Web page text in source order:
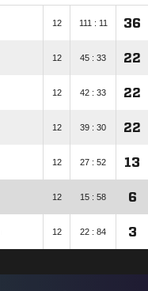
12 111 : 11 36
12 45 : 33 22
12 42 : 33 22
12 39 : 30 22
12 27 : 52 13
12 15 : 58 6
12 22 : 84 3